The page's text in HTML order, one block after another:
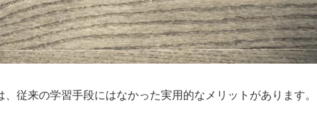
従来の学習手段にはなかった実用的なメリットがあります。